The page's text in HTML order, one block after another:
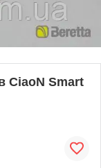
CiaoN Smart